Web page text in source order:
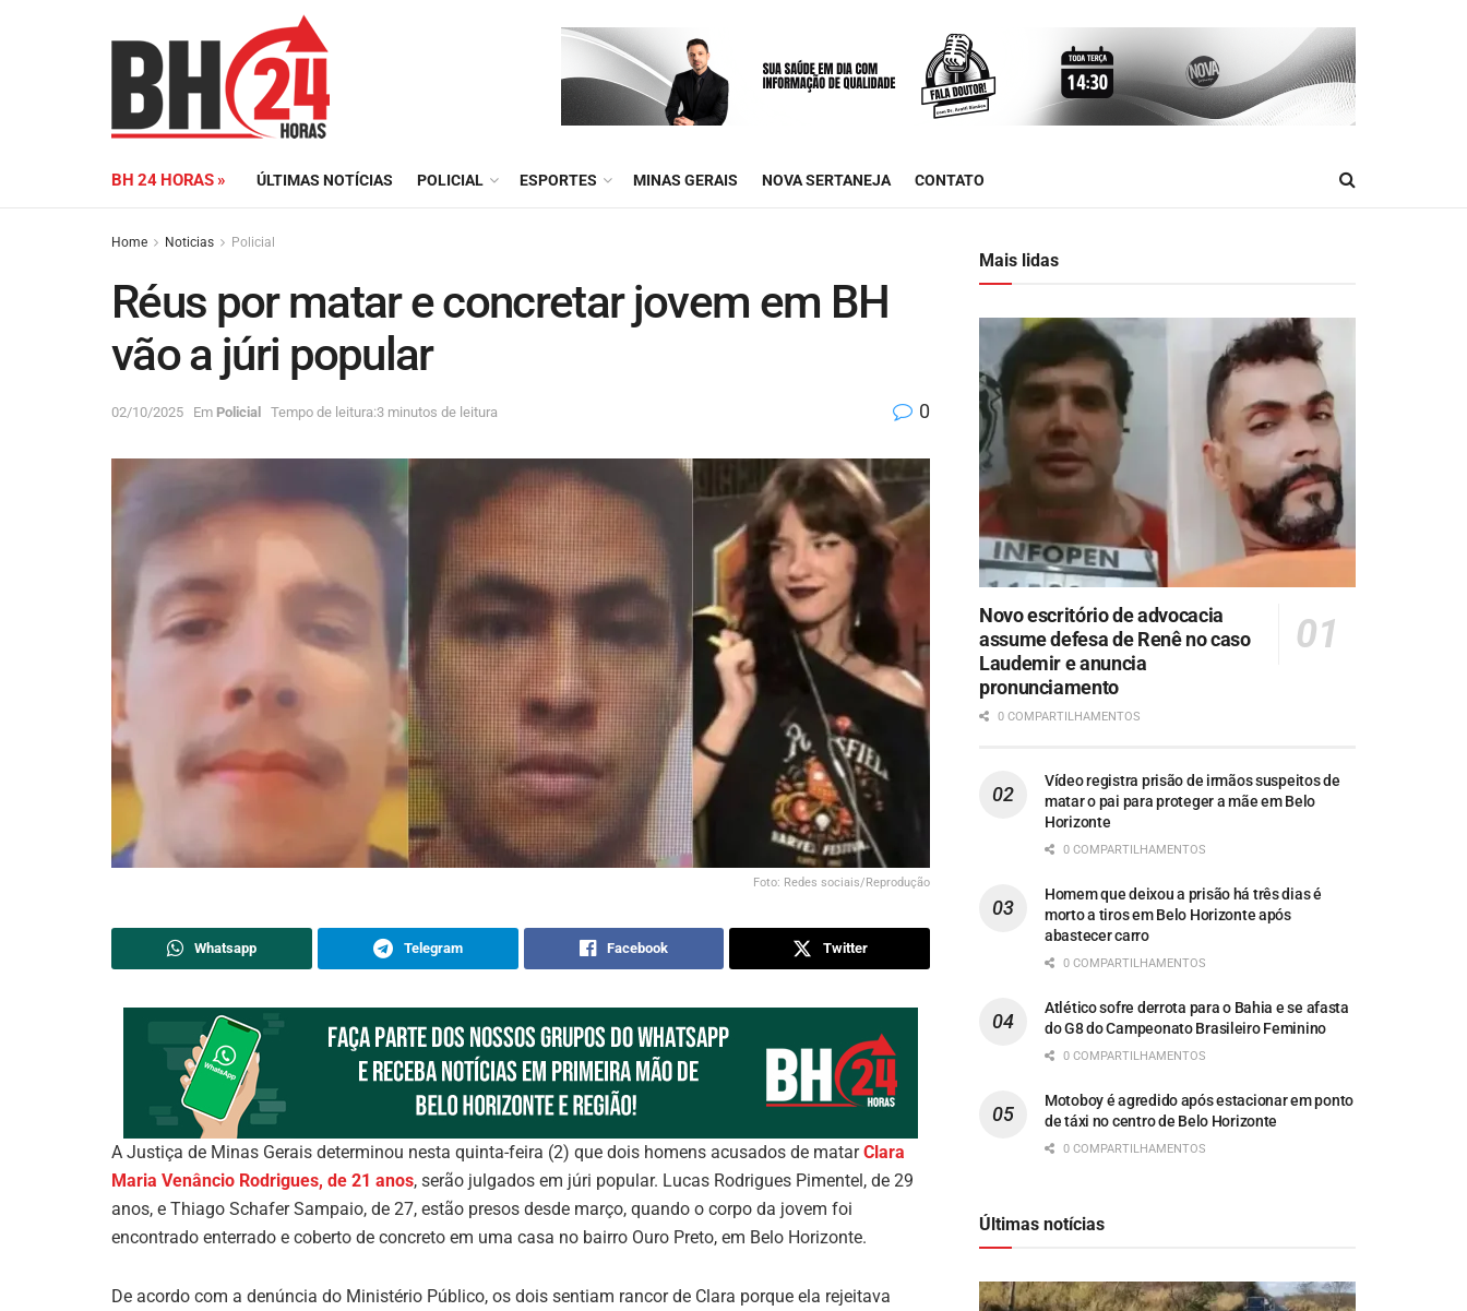
BH 24 HORAS » ÚLTIMAS NOTÍCIAS POLICIAL ESPORTES MINAS GERAIS NOVA SERTANEJA CONTATO
Home Noticias Policial
Réus por matar e concretar jovem em BH
vão a júri popular
02/10/2025 Em Policial Tempo de leitura:3 minutos de leitura 0
Foto: Redes sociais/Reprodução
Whatsapp Telegram Facebook Twitter
A Justiça de Minas Gerais determinou nesta quinta-feira (2) que dois homens acusados de matarClara
Maria Venâncio Rodrigues, de 21 anos, serão julgados em júri popular. Lucas Rodrigues Pimentel, de 29
anos, e Thiago Schafer Sampaio, de 27, estão presos desde março, quando o corpo da jovem foi
encontrado enterrado e coberto de concreto em uma casa no bairro Ouro Preto, em Belo Horizonte.
De acordo com a denúncia do Ministério Público, os dois sentiam rancor de Clara porque ela rejeitava
Mais lidas
Novo escritório de advocacia
assume defesa de Renê no caso
Laudemir e anuncia
pronunciamento
0 COMPARTILHAMENTOS
Vídeo registra prisão de irmãos suspeitos de
matar o pai para proteger a mãe em Belo
Horizonte
0 COMPARTILHAMENTOS
Homem que deixou a prisão há três dias é
morto a tiros em Belo Horizonte após
abastecer carro
0 COMPARTILHAMENTOS
Atlético sofre derrota para o Bahia e se afasta
do G8 do Campeonato Brasileiro Feminino
0 COMPARTILHAMENTOS
Motoboy é agredido após estacionar em ponto
de táxi no centro de Belo Horizonte
0 COMPARTILHAMENTOS
Últimas notícias